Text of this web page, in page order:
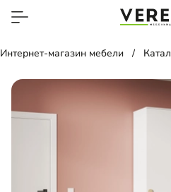
Интернет-магазин мебели